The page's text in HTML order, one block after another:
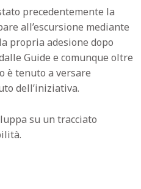
precedentemente la
all’escursione mediante
propria adesione dopo
Guide e comunque oltre
è tenuto a versare
dell’iniziativa.
su un tracciato